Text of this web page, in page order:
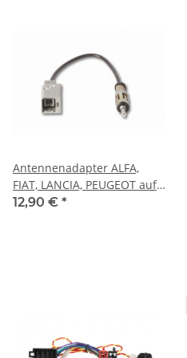
Antennenadapter ALFA,
FIAT, LANCIA, PEUGEOT auf
DIN
12,90 € *